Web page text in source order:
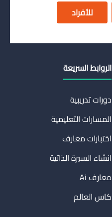
للأفراد
الروابط السريعة
دورات تدريبية
المسارات التعليمية
اختبارات معارف
انشاء السيرة الذاتية
معارف Ai
كاس العالم